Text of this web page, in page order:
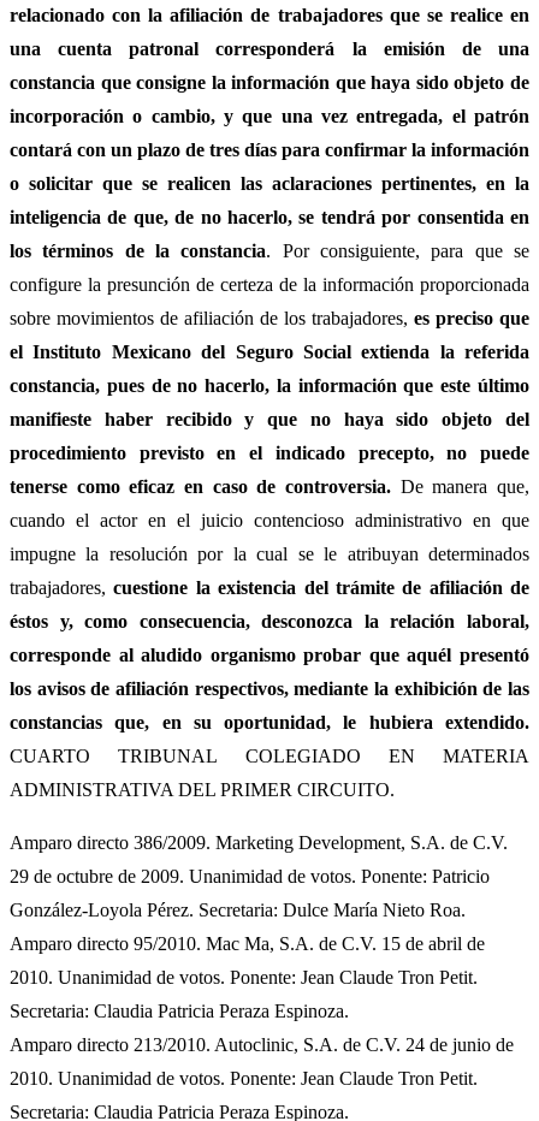
relacionado con la afiliación de trabajadores que se realice en
una cuenta patronal corresponderá la emisión de una
constancia que consigne la información que haya sido objeto de
incorporación o cambio, y que una vez entregada, el patrón
contará con un plazo de tres días para confirmar la información
o solicitar que se realicen las aclaraciones pertinentes, en la
inteligencia de que, de no hacerlo, se tendrá por consentida en
los términos de la constancia. Por consiguiente, para que se
configure la presunción de certeza de la información proporcionada
sobre movimientos de afiliación de los trabajadores, es preciso que
el Instituto Mexicano del Seguro Social extienda la referida
constancia, pues de no hacerlo, la información que este último
manifieste haber recibido y que no haya sido objeto del
procedimiento previsto en el indicado precepto, no puede
tenerse como eficaz en caso de controversia. De manera que,
cuando el actor en el juicio contencioso administrativo en que
impugne la resolución por la cual se le atribuyan determinados
trabajadores,cuestione la existencia del trámite de afiliación de
éstos y, como consecuencia, desconozca la relación laboral,
corresponde al aludido organismo probar que aquél presentó
los avisos de afiliación respectivos, mediante la exhibición de las
constancias que, en su oportunidad, le hubiera extendido.
CUARTO TRIBUNAL COLEGIADO EN MATERIA
ADMINISTRATIVA DEL PRIMER CIRCUITO.
Amparo directo 386/2009. Marketing Development, S.A. de C.V.
29 de octubre de 2009. Unanimidad de votos. Ponente: Patricio
González-Loyola Pérez. Secretaria: Dulce María Nieto Roa.
Amparo directo 95/2010. Mac Ma, S.A. de C.V. 15 de abril de
2010. Unanimidad de votos. Ponente: Jean Claude Tron Petit.
Secretaria: Claudia Patricia Peraza Espinoza.
Amparo directo 213/2010. Autoclinic, S.A. de C.V. 24 de junio de
2010. Unanimidad de votos. Ponente: Jean Claude Tron Petit.
Secretaria: Claudia Patricia Peraza Espinoza.